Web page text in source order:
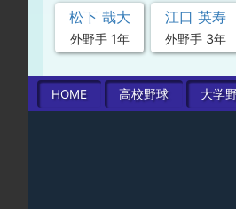
松下 哉大
外野手 1年
江口 英寿
外野手 3年
HOME 高校野球 大学